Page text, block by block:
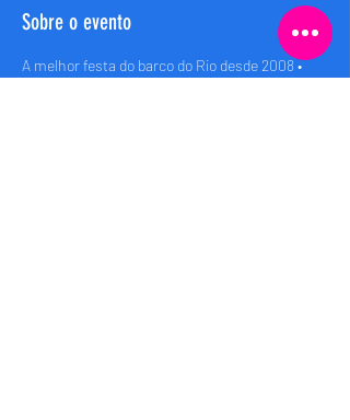
Sobre o evento
A melhor festa do barco do Rio desde 2008 •